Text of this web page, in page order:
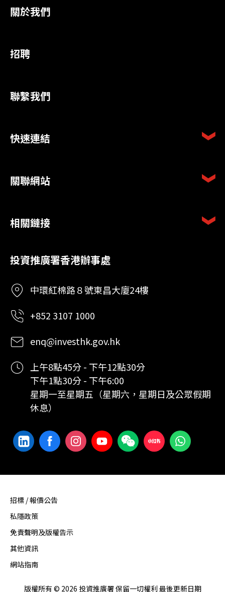
關於我們
招聘
聯繫我們
快速連結
關聯網站
相關鏈接
投資推廣署香港辦事處
中環紅棉路８號東昌大廈24樓
+852 3107 1000
enq@investhk.gov.hk
上午8點45分 - 下午12點30分
下午1點30分 - 下午6:00
星期一至星期五（星期六，星期日及公眾假期
休息）
招標 / 報價公告
私隱政策
免責聲明及版權告示
其他資訊
網站指南
版權所有 © 2026 投資推廣署 保留一切權利 最後更新日期